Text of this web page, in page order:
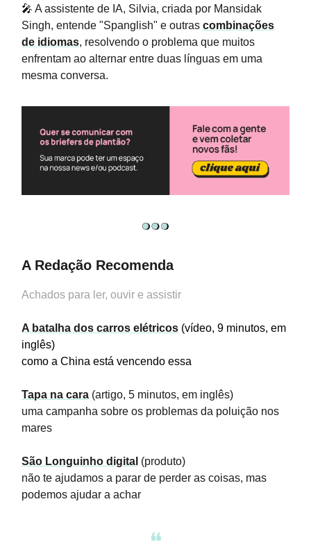
🎤 A assistente de IA, Silvia, criada por Mansidak
Singh, entende "Spanglish" e outras combinações
de idiomas, resolvendo o problema que muitos
enfrentam ao alternar entre duas línguas em uma
mesma conversa.
A Redação Recomenda
Achados para ler, ouvir e assistir
A batalha dos carros elétricos (vídeo, 9 minutos, em
inglês)
como a China está vencendo essa
Tapa na cara (artigo, 5 minutos, em inglês)
uma campanha sobre os problemas da poluição nos
mares
São Longuinho digital (produto)
não te ajudamos a parar de perder as coisas, mas
podemos ajudar a achar
❝